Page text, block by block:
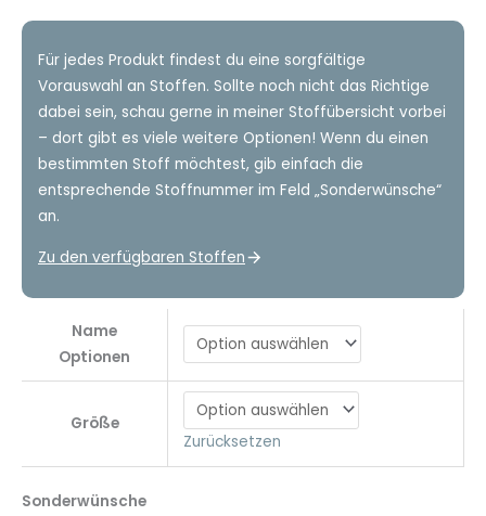
Für jedes Produkt findest du eine sorgfältige
Vorauswahl an Stoffen. Sollte noch nicht das Richtige
dabei sein, schau gerne in meiner Stoffübersicht vorbei
– dort gibt es viele weitere Optionen! Wenn du einen
bestimmten Stoff möchtest, gib einfach die
entsprechende Stoffnummer im Feld „Sonderwünsche“
an.
Zu den verfügbaren Stoffen
Name
Optionen
Größe
Zurücksetzen
Sonderwünsche